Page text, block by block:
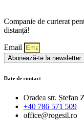
Companie de curierat
distanță!
Email
Abonează-te la newsletter
Date de contact
Oradea str. Ștefan
+40 786 571 509
office@rogesil.ro